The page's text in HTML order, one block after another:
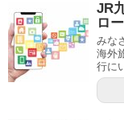
JR
ロ
みな
海外
行に